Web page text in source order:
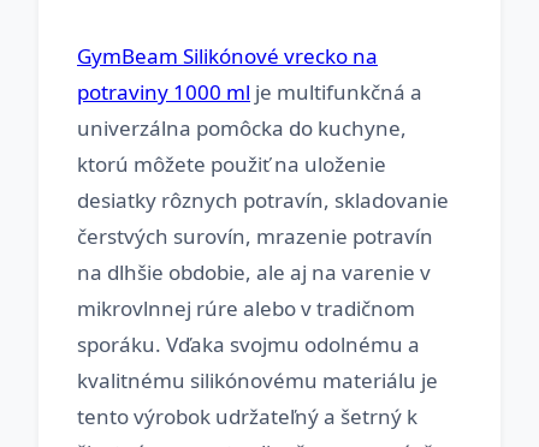
GymBeam Silikónové vrecko na
potraviny 1000 ml je multifunkčná a
univerzálna pomôcka do kuchyne,
ktorú môžete použiť na uloženie
desiatky rôznych potravín, skladovanie
čerstvých surovín, mrazenie potravín
na dlhšie obdobie, ale aj na varenie v
mikrovlnnej rúre alebo v tradičnom
sporáku. Vďaka svojmu odolnému a
kvalitnému silikónovému materiálu je
tento výrobok udržateľný a šetrný k